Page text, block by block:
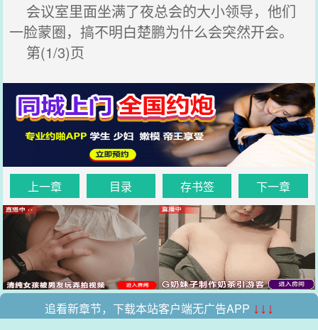
会议室里面坐满了夜总会的大小领导，他们
一脸蒙圈，搞不明白楚鹏为什么会突然开会。
第(1/3)页
.
上一章 目录 存书签 下一章
.
追看新章节，下载本站客户端无广告APP ↓↓↓